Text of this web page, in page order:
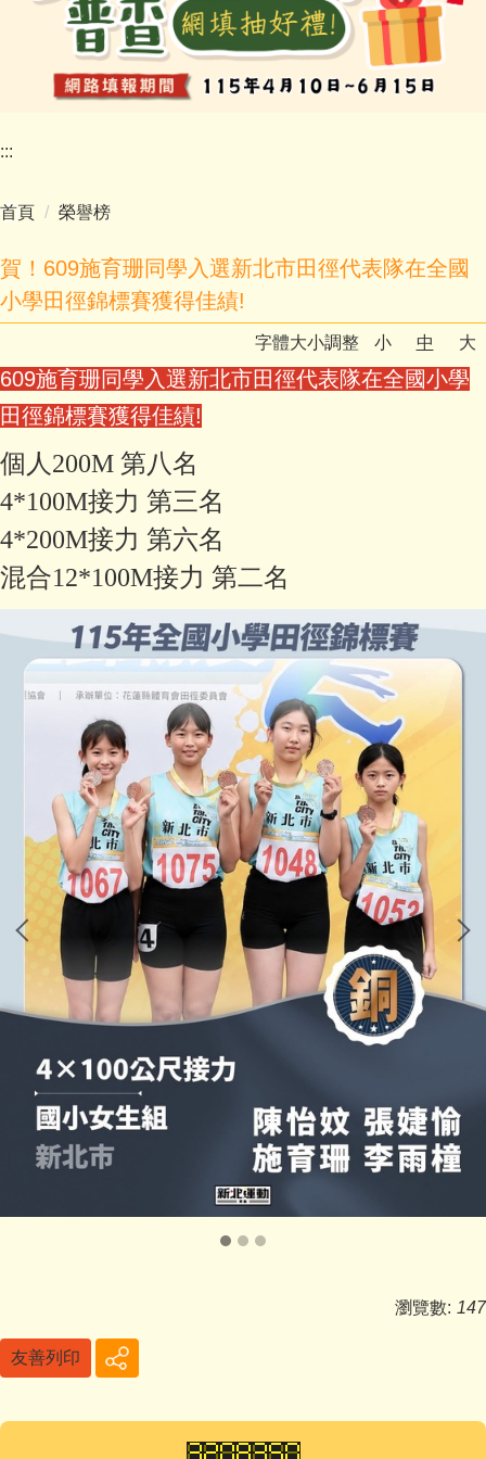
:::
首頁 榮譽榜
賀！609施育珊同學入選新北市田徑代表隊在全國
小學田徑錦標賽獲得佳績!
字體大小調整 小 中 大
609施育珊同學入選新北市田徑代表隊在全國小學
田徑錦標賽獲得佳績!
個人200M 第八名
4*100M接力 第三名
4*200M接力 第六名
混合12*100M接力 第二名
瀏覽數: 147
友善列印